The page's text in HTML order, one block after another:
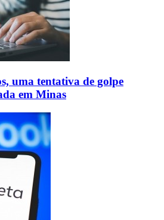
uma tentativa de golpe
em Minas